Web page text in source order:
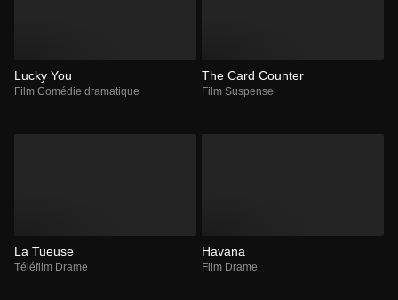
Lucky You
Film Comédie dramatique
The Card Counter
Film Suspense
La Tueuse
Téléfilm Drame
Havana
Film Drame